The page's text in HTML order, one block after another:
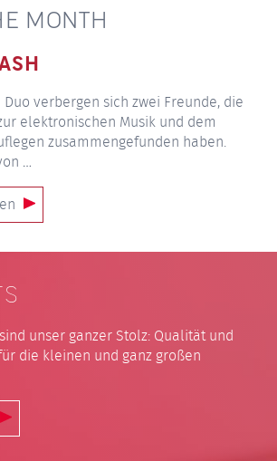
MONTH
verbergen sich zwei Freunde, die
elektronischen Musik und dem
zusammengefunden haben.
…
unser ganzer Stolz: Qualität und
die kleinen und ganz großen